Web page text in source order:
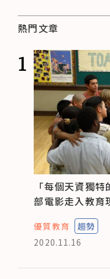
熱門文章
1
「每個天資獨
部電影走入教育
優質教育
趨勢
2020.11.16